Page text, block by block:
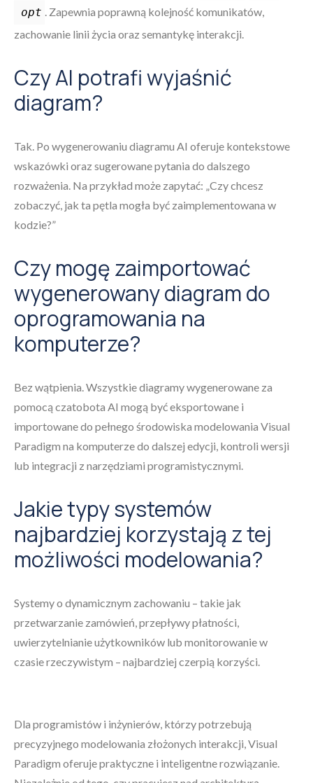
opt . Zapewnia poprawną kolejność komunikatów,
zachowanie linii życia oraz semantykę interakcji.
Czy AI potrafi wyjaśnić
diagram?
Tak. Po wygenerowaniu diagramu AI oferuje kontekstowe
wskazówki oraz sugerowane pytania do dalszego
rozważenia. Na przykład może zapytać: „Czy chcesz
zobaczyć, jak ta pętla mogła być zaimplementowana w
kodzie?”
Czy mogę zaimportować
wygenerowany diagram do
oprogramowania na
komputerze?
Bez wątpienia. Wszystkie diagramy wygenerowane za
pomocą czatobota AI mogą być eksportowane i
importowane do pełnego środowiska modelowania Visual
Paradigm na komputerze do dalszej edycji, kontroli wersji
lub integracji z narzędziami programistycznymi.
Jakie typy systemów
najbardziej korzystają z tej
możliwości modelowania?
Systemy o dynamicznym zachowaniu – takie jak
przetwarzanie zamówień, przepływy płatności,
uwierzytelnianie użytkowników lub monitorowanie w
czasie rzeczywistym – najbardziej czerpią korzyści.
Dla programistów i inżynierów, którzy potrzebują
precyzyjnego modelowania złożonych interakcji, Visual
Paradigm oferuje praktyczne i inteligentne rozwiązanie.